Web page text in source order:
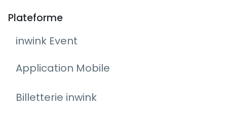
Plateforme
inwink Event
Application Mobile
Billetterie inwink